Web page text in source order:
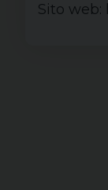
Sito web: